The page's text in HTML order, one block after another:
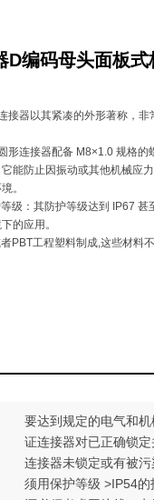
D编码母头面板
接器以其紧凑的外形著称，非
形连接器配备 M8×1.0 规格的
能防止因振动或其他机械应
。
级：其防护等级达到 IP67 甚
的应用。
PBT工程塑料制成,这些材料
要达到规定的电气和
证连接器对已正确锁
连接器未锁定或有被
须用保护等级 >IP54的